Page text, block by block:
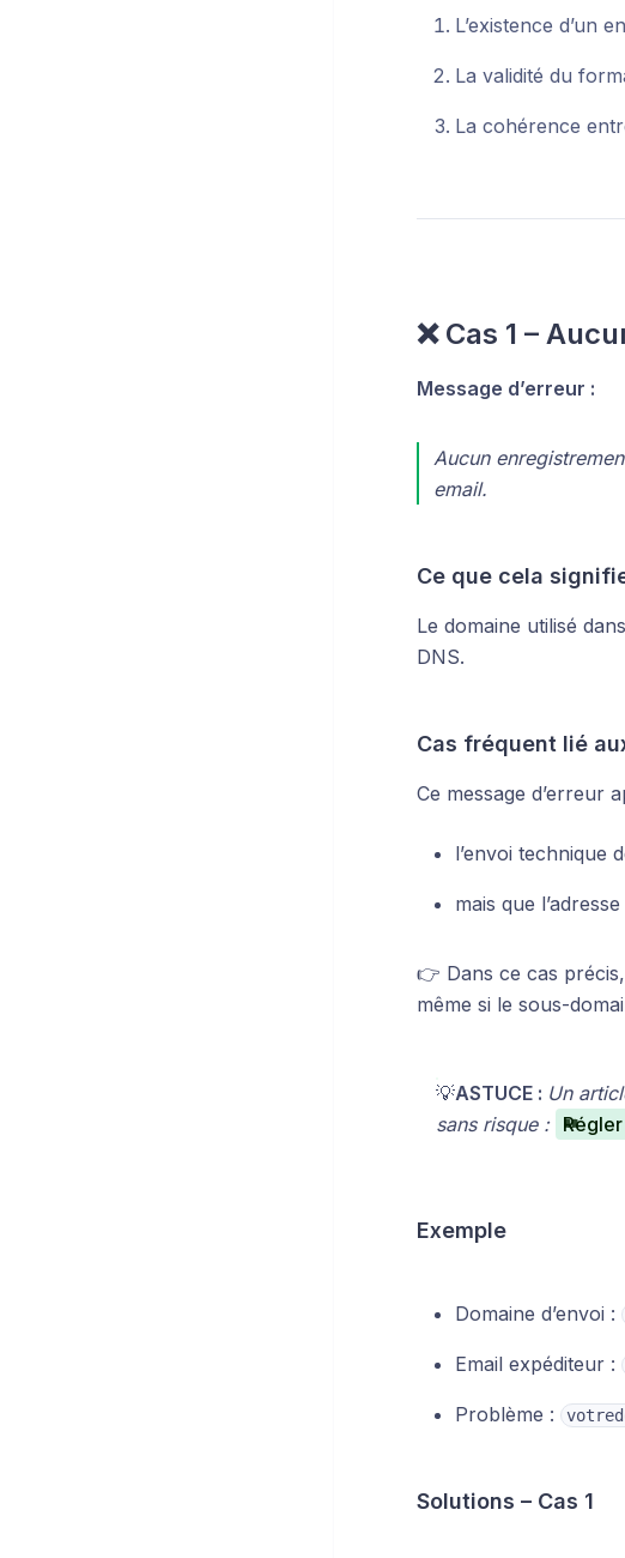
L’existence d’un
La validité du
La cohérence
❌ Cas 1 –
Message d’erreur :
Aucun
email.
Ce que cela
Le domaine utilisé
DNS.
Cas fréquent lié
Ce message d’erreur
l’envoi technique
mais que
👉 Dans ce cas précis,
même si le sous-
💡ASTUCE : Un
sans risque :
Exemple
Domaine d’envoi :
Email expéditeur :
Problème :
Solutions – Cas 1